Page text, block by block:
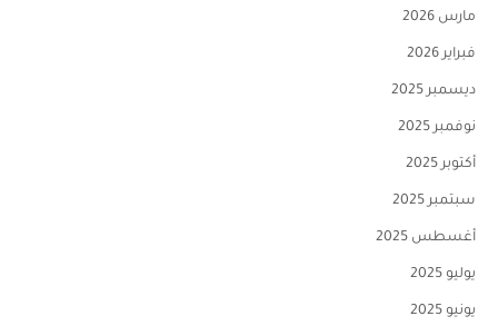
مارس 2026
فبراير 2026
ديسمبر 2025
نوفمبر 2025
أكتوبر 2025
سبتمبر 2025
أغسطس 2025
يوليو 2025
يونيو 2025